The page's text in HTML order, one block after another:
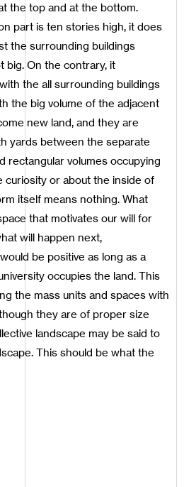
the top and at the bottom.
part is ten stories high, it does
the surrounding buildings
big. On the contrary, it
the all surrounding buildings
the big volume of the adjacent
new land, and they are
yards between the separate
rectangular volumes occupying
curiosity or about the inside of
itself means nothing. What
that motivates our will for
will happen next,
be positive as long as a
occupies the land. This
the mass units and spaces with
they are of proper size
landscape may be said to
This should be what the